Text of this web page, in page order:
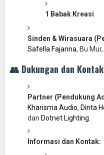
1 Babak Kreasi
Sinden & Wirasuara
Safella Fajarina, Bu
👥 Dukungan dan Kontak
Partner (Pendukung
Kharisma Audio, Dinta
dan Dotnet Lighting
Informasi dan Kontak: